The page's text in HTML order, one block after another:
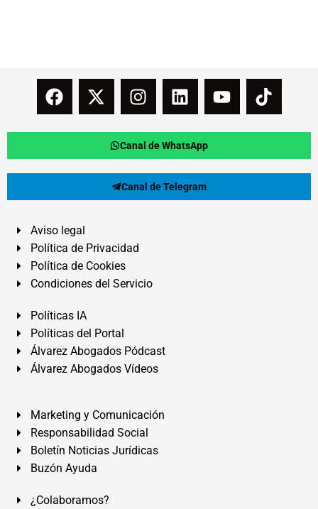
Canal de WhatsApp
Canal de Telegram
Aviso legal
Política de Privacidad
Política de Cookies
Condiciones del Servicio
Políticas IA
Políticas del Portal
Álvarez Abogados Pódcast
Álvarez Abogados Vídeos
Marketing y Comunicación
Responsabilidad Social
Boletín Noticias Jurídicas
Buzón Ayuda
¿Colaboramos?